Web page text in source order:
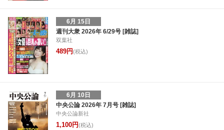
6月 15日
週刊大衆 2026年 6/29号 [雑誌]
双葉社
489円(税込)
6月 10日
中央公論 2026年 7月号 [雑誌]
中央公論新社
1,100円(税込)